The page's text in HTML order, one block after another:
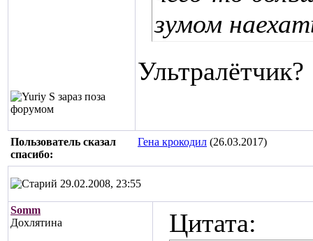
зумом
Ультралётчик?
Пользователь сказал
cпасибо:
Гена крокодил (26.03.2017)
29.02.2008, 23:55
Somm
Дохлятина
Цитата: